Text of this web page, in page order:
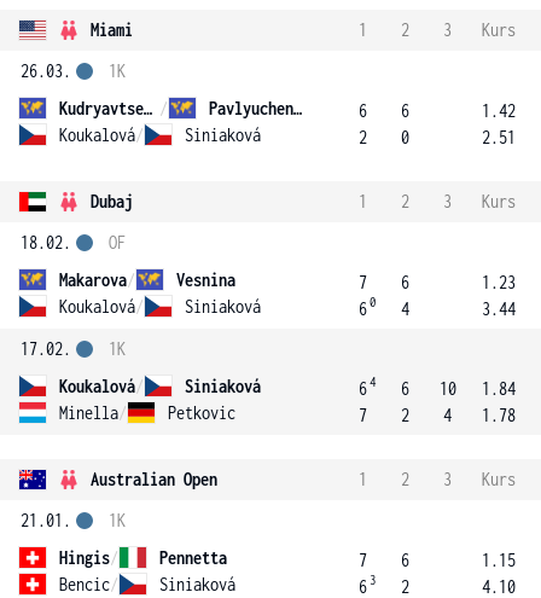
Miami 1 2 3
Kurs
26.03.
Kudryavtseva /
Pavlyuchenkova
Koukalová/ Siniaková
1K
6
2
6
0
1.42
2.51
Dubaj 1 2 3
Kurs
18.02.
Makarova/
Vesnina
Koukalová/ Siniaková
OF
7
60
6
4
1.23
3.44
17.02.
Koukalová/
Siniaková
Minella/ Petkovic
1K
64
7
6
2
10
4
1.84
1.78
Australian Open 1 2 3
Kurs
21.01.
Hingis/
Pennetta
Bencic/ Siniaková
1K
7
6 3
6
2
1.15
4.10